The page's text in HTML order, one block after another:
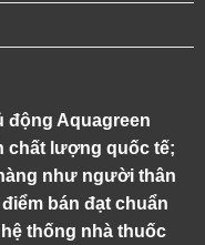
động Aquagreen
chất lượng quốc tế;
như người thân
bán đạt chuẩn
thống nhà thuốc